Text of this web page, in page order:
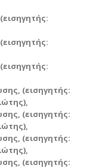
(εισηγητής:
(εισηγητής:
(εισηγητής:
(εισηγητής: